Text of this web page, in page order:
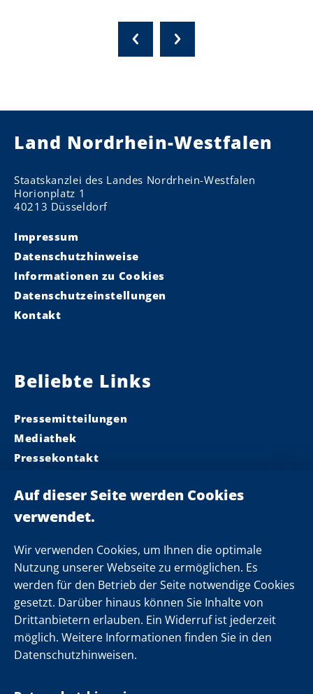
Wir verwenden Cookies, um Ihnen die optimale
Nutzung unserer Webseite zu ermöglichen. Es
werden für den Betrieb der Seite notwendige Cookies
gesetzt. Darüber hinaus können Sie Inhalte von
Drittanbietern erlauben. Ein Widerruf ist jederzeit
möglich. Weitere Informationen finden Sie in den
Datenschutzhinweisen.
Land Nordrhein-Westfalen
Staatskanzlei des Landes Nordrhein-Westfalen
Horionplatz 1
40213 Düsseldorf
Impressum
Datenschutzhinweise
Informationen zu Cookies
Datenschutzeinstellungen
Kontakt
Beliebte Links
Pressemitteilungen
Mediathek
Pressekontakt
Landeskabinett
Einsamkeit
Folgen Sie uns